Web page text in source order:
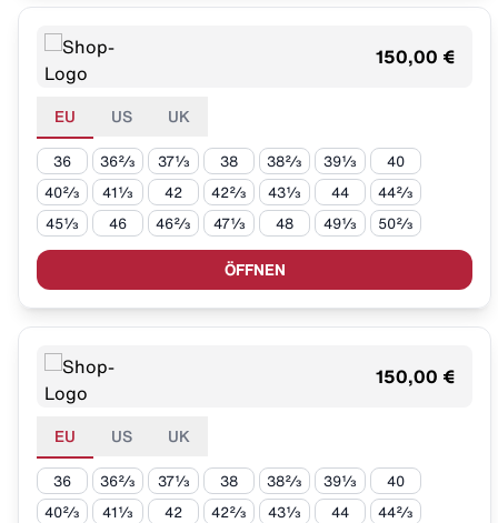
150,00 €
EU US UK
36 36⅔ 37⅓ 38 38⅔ 39⅓ 40
40⅔ 41⅓ 42 42⅔ 43⅓ 44 44⅔
45⅓ 46 46⅔ 47⅓ 48 49⅓ 50⅔
ÖFFNEN
150,00 €
EU US UK
36 36⅔ 37⅓ 38 38⅔ 39⅓ 40
40⅔ 41⅓ 42 42⅔ 43⅓ 44 44⅔